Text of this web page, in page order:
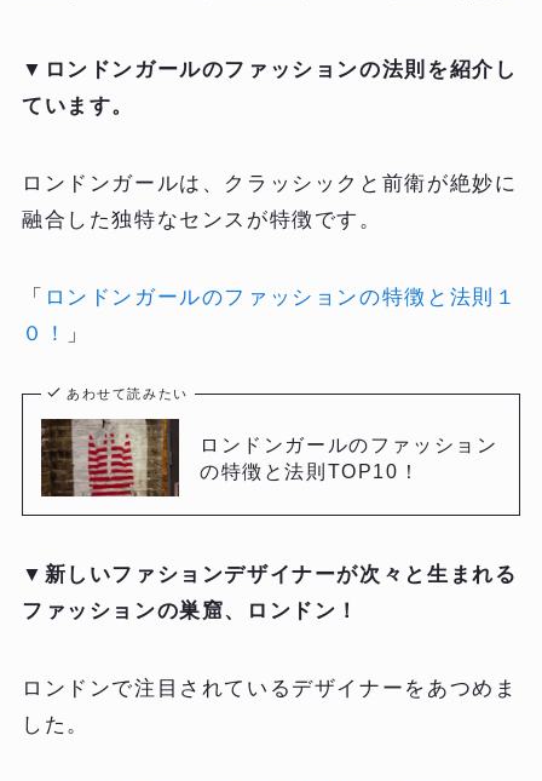
▼ ロンドンガールのファッションの法則を紹介し
ています。
ロンドンガールは、クラッシックと前衛が絶妙に
融合した独特なセンスが特徴です。
「 ロンドンガールのファッションの特徴と法則１
０！
」
あわせて読みたい
ロンドンガールのファッション
の特徴と法則TOP10！
▼ 新しいファションデザイナーが次々と生まれる
ファッションの巣窟、ロンドン！
ロンドンで注目されているデザイナーをあつめま
した。